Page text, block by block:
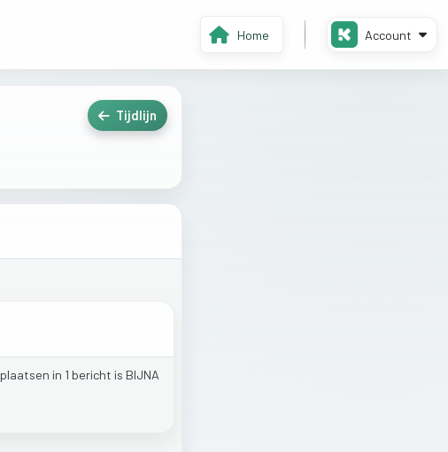
Home Account
Tijdlijn
plaatsen in 1 bericht is BIJNA